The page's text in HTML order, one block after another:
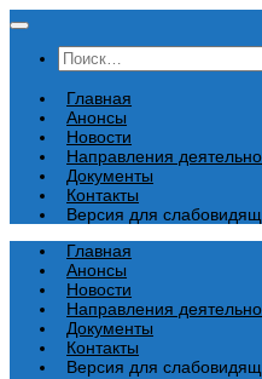
Перейти
содержимому
Найти:
Главная
Анонсы
Новости
Направления
Документы
Контакты
Версия для
Главная
Анонсы
Новости
Направления
Документы
Контакты
Версия для